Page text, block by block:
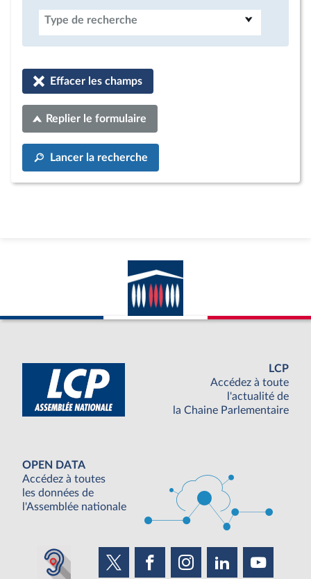
Type de recherche
Effacer les champs
Replier le formulaire
Lancer la recherche
LCP
Accédez à toute
l'actualité de
la Chaine Parlementaire
OPEN DATA
Accédez à toutes
les données de
l'Assemblée nationale